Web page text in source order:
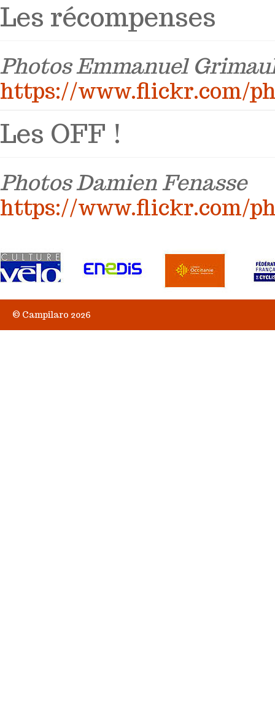
Les récompenses
Photos Emmanuel
https://www.flickr.com/
Les OFF !
Photos Damien Fenasse
https://www.flickr.com/
© Campilaro 2026